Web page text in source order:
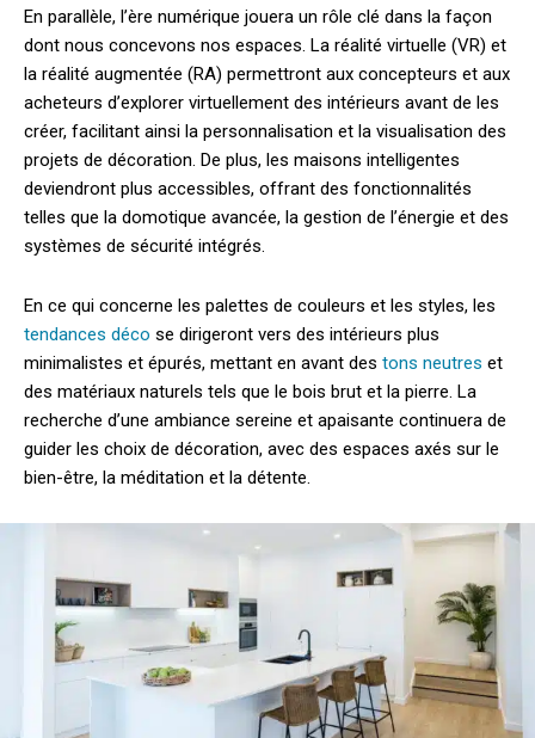
En parallèle, l’ère numérique jouera un rôle clé dans la façon
dont nous concevons nos espaces. La réalité virtuelle (VR) et
la réalité augmentée (RA) permettront aux concepteurs et aux
acheteurs d’explorer virtuellement des intérieurs avant de les
créer, facilitant ainsi la personnalisation et la visualisation des
projets de décoration. De plus, les maisons intelligentes
deviendront plus accessibles, offrant des fonctionnalités
telles que la domotique avancée, la gestion de l’énergie et des
systèmes de sécurité intégrés.
En ce qui concerne les palettes de couleurs et les styles, les
tendances déco se dirigeront vers des intérieurs plus
minimalistes et épurés, mettant en avant des tons neutres et
des matériaux naturels tels que le bois brut et la pierre. La
recherche d’une ambiance sereine et apaisante continuera de
guider les choix de décoration, avec des espaces axés sur le
bien-être, la méditation et la détente.